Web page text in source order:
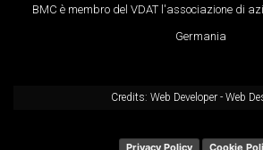
BMC è membro del VDAT l'associazione di
Germania
Credits: Web Developer - Web
Privacy Policy Cookie